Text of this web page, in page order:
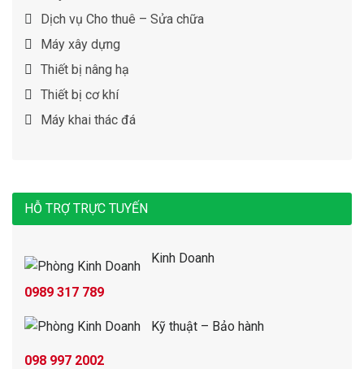
Dịch vụ Cho thuê – Sửa chữa
Máy xây dựng
Thiết bị nâng hạ
Thiết bị cơ khí
Máy khai thác đá
HỖ TRỢ TRỰC TUYẾN
Kinh Doanh
0989 317 789
Kỹ thuật – Bảo hành
098 997 2002